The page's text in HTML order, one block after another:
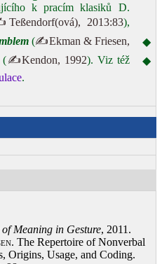
k pracím klasiků D.
2013:83),
(✍Ekman & Friesen,
(✍Kendon, 1992). Viz též
.
◆
◆
of Meaning in Gesture, 2011 .
. The Repertoire of Nonverbal
Origins, Usage, and Coding.